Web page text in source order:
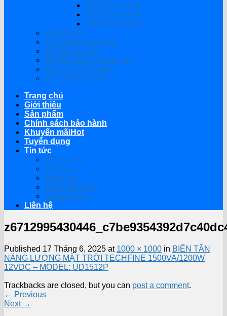
SUOER 3.2KW
SUOER 4.2KW
SUOER 6.2KW
Modul Wifi
Pin Lithium Lưu Trữ
Bộ Sạc Ắc Quy
Bộ Kích Nổ Ô Tô Xe Tải
BỘ LỌC ĐĨA ARKA
BỘ CHÂM PHÂN
Trang chủ
Giới thiệu
Sản phẩm
Chính sách bảo hành
Khuyến mãi
Tuyển dụng
Tin tức
Thị trường
Mẹo hay
Đánh giá
Cuộc sống số
Game – App
Liên hệ
Published 17 Tháng 6, 2025 at 1000 × 1000 in BIẾN TẦN
NĂNG LƯỢNG MẶT TRỜI TECHFINE 1500VA/1200W
12VDC – MODEL: UD1512P
Trackbacks are closed, but you can post a comment.
← Previous
Next →